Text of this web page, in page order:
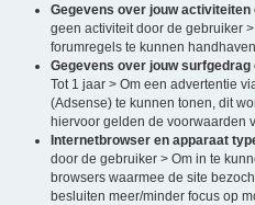
Gegevens over jouw activiteiten
geen activiteit door de gebruiker
forumregels te kunnen handhaven.
Gegevens over jouw
Tot 1 jaar > Om een advertentie
(Adsense) te kunnen tonen, dit
hiervoor gelden de voorwaarden
Internetbrowser en apparaat
door de gebruiker > Om in te
browsers waarmee de site
besluiten meer/minder focus op